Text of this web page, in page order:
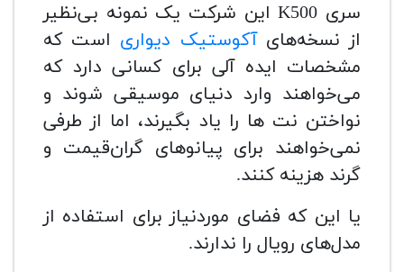
سری K500 این شرکت یک نمونه بی‌نظیر
از نسخه‌هایآکوستیک دیواری است که
مشخصات ایده آلی برای کسانی دارد که
می‌خواهند وارد دنیای موسیقی شوند و
نواختن نت ها را یاد بگیرند، اما از طرفی
نمی‌خواهند برای پیانوهای گران‌قیمت و
گرند هزینه کنند.
یا این که فضای موردنیاز برای استفاده از
مدل‌های رویال را ندارند.